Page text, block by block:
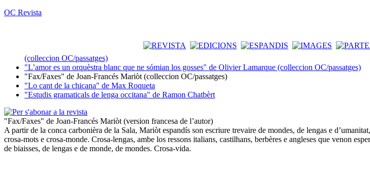
OC Revista
(colleccion OC/passatges)
"L’amor es un orquèstra blanc que ne sómian los gosses" de Olivier Lamarque (colleccion OC/passatges)
"Fax/Faxes" de Joan-Francés Mariòt (colleccion OC/passatges)
"Lo cant de la chicana" de Max Roqueta
"Estudis gramaticals de lenga occitana" de Ramon Chatbèrt
"Fax/Faxes" de Joan-Francés Mariòt (version francesa de l’autor)
A partir de la conca carbonièra de la Sala, Mariòt espandís son escriure trevaire de mondes, de lengas e
crosa-mots e crosa-monde. Crosa-lengas, ambe los ressons italians, castilhans, berbères e angleses que venon
de biaisses, de lengas e de monde, de mondes. Crosa-vida.